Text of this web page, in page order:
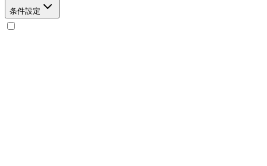
条件設定